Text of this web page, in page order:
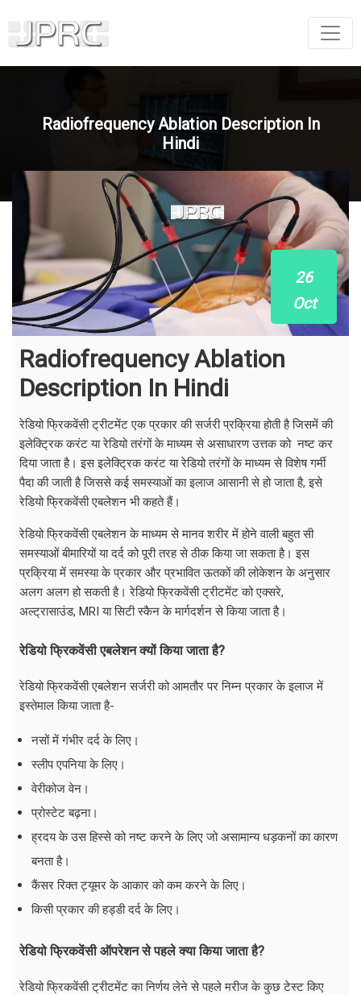
Radiofrequency Ablation Description In
Hindi
26
Oct
Radiofrequency Ablation
Description In Hindi
रेडियो फ्रिकवेंसी ट्रीटमेंट एक प्रकार की सर्जरी प्रक्रिया होती है जिसमें की
इलेक्ट्रिक करंट या रेडियो तरंगों के माध्यम से असाधारण उत्तक को नष्ट कर
दिया जाता है। इस इलेक्ट्रिक करंट या रेडियो तरंगों के माध्यम से विशेष गर्मी
पैदा की जाती है जिससे कई समस्याओं का इलाज आसानी से हो जाता है, इसे
रेडियो फ्रिकवेंसी एबलेशन भी कहते हैं।
रेडियो फ्रिकवेंसी एबलेशन के माध्यम से मानव शरीर में होने वाली बहुत सी
समस्याओं बीमारियों या दर्द को पूरी तरह से ठीक किया जा सकता है। इस
प्रक्रिया में समस्या के प्रकार और प्रभावित ऊतकों की लोकेशन के अनुसार
अलग अलग हो सकती है। रेडियो फ्रिकवेंसी ट्रीटमेंट को एक्सरे,
अल्ट्रासाउंड, MRI या सिटी स्कैन के मार्गदर्शन से किया जाता है।
रेडियो फ्रिकवेंसी एबलेशन क्यों किया जाता है?
रेडियो फ्रिकवेंसी एबलेशन सर्जरी को आमतौर पर निम्न प्रकार के इलाज में
इस्तेमाल किया जाता है-
नसों में गंभीर दर्द के लिए।
स्लीप एपनिया के लिए।
वेरीकोज वेन।
प्रोस्टेट बढ़ना।
ह्रदय के उस हिस्से को नष्ट करने के लिए जो असामान्य धड़कनों का कारण
बनता है।
कैंसर रिक्त ट्यूमर के आकार को कम करने के लिए।
किसी प्रकार की हड्डी दर्द के लिए।
रेडियो फ्रिकवेंसी ऑपरेशन से पहले क्या किया जाता है?
रेडियो फ्रिकवेंसी ट्रीटमेंट का निर्णय लेने से पहले मरीज के कुछ टेस्ट किए